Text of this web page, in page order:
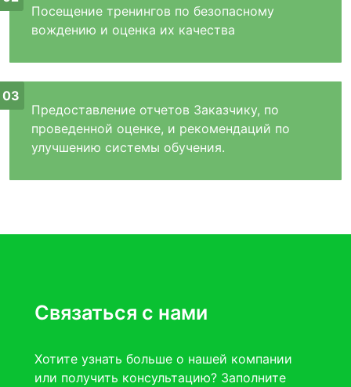
Посещение тренингов по безопасному
вождению и оценка их качества
Предоставление отчетов Заказчику, по
проведенной оценке, и рекомендаций по
улучшению системы обучения.
Связаться с нами
Хотите узнать больше о нашей компании
или получить консультацию? Заполните